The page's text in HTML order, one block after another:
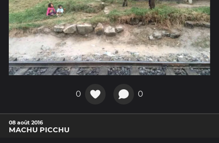
0 0
08 août 2016
MACHU PICCHU